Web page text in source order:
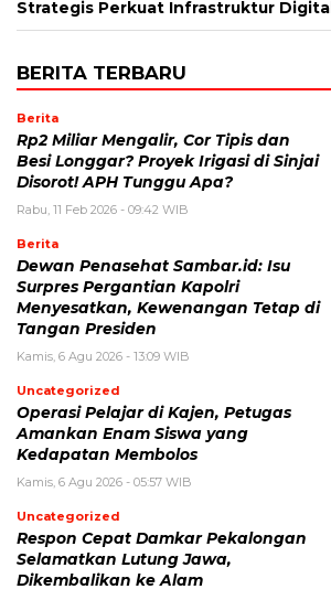
Strategis Perkuat Infrastruktur Digital
BERITA TERBARU
Berita
Rp2 Miliar Mengalir, Cor Tipis dan
Besi Longgar? Proyek Irigasi di Sinjai
Disorot! APH Tunggu Apa?
Rabu, 11 Feb 2026 - 09:42 WIB
Berita
Dewan Penasehat Sambar.id: Isu
Surpres Pergantian Kapolri
Menyesatkan, Kewenangan Tetap di
Tangan Presiden
Kamis, 6 Agu 2026 - 13:09 WIB
Uncategorized
Operasi Pelajar di Kajen, Petugas
Amankan Enam Siswa yang
Kedapatan Membolos
Kamis, 6 Agu 2026 - 05:57 WIB
Uncategorized
Respon Cepat Damkar Pekalongan
Selamatkan Lutung Jawa,
Dikembalikan ke Alam